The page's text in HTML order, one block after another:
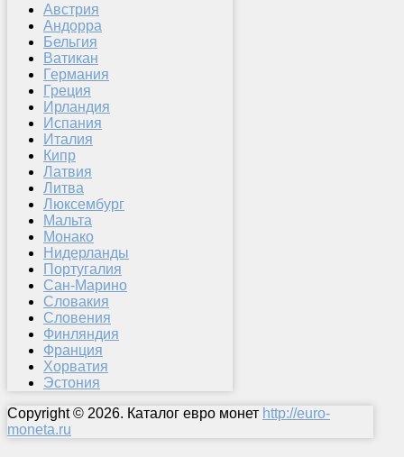
Австрия
Андорра
Бельгия
Ватикан
Германия
Греция
Ирландия
Испания
Италия
Кипр
Латвия
Литва
Люксембург
Мальта
Монако
Нидерланды
Португалия
Сан-Марино
Словакия
Словения
Финляндия
Франция
Хорватия
Эстония
Copyright © 2026. Каталог евро монет http://euro-
moneta.ru